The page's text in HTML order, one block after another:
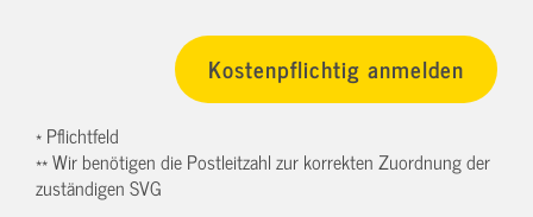
* Pflichtfeld
** Wir benötigen die Postleitzahl zur korrekten Zuordnung der
zuständigen SVG